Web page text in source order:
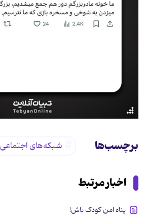
برچسب‌ها شبکه‌های اجتماعی
اخبار مرتبط
پناه امن کودک باش!